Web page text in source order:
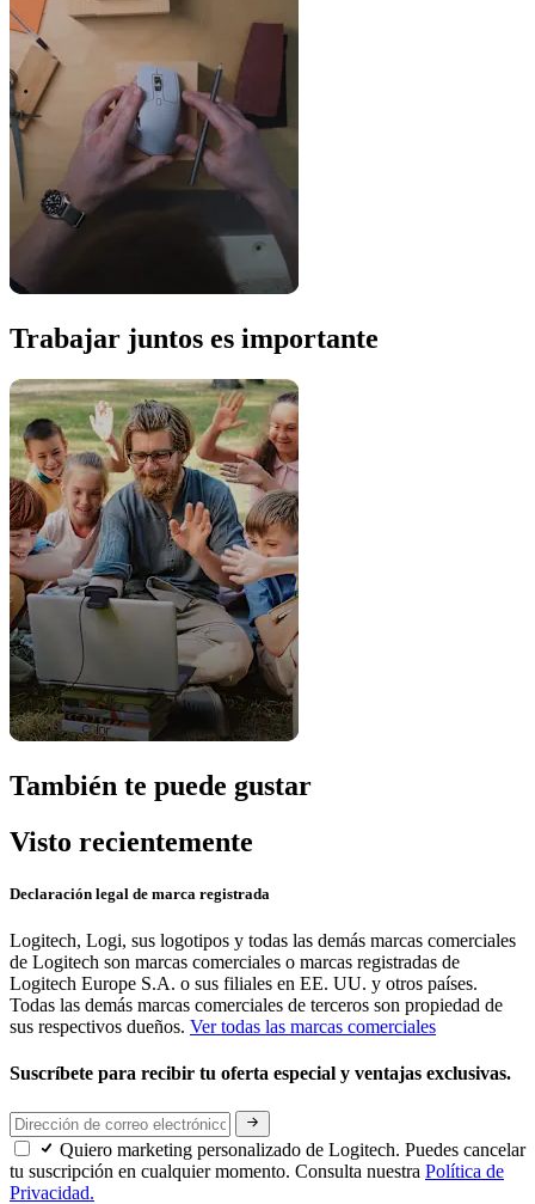
Trabajar juntos es importante
También te puede gustar
Visto recientemente
Declaración legal de marca registrada
Logitech, Logi, sus logotipos y todas las demás marcas comerciales
de Logitech son marcas comerciales o marcas registradas de
Logitech Europe S.A. o sus filiales en EE. UU. y otros países.
Todas las demás marcas comerciales de terceros son propiedad de
sus respectivos dueños. Ver todas las marcas comerciales
Suscríbete para recibir tu oferta especial y ventajas exclusivas.
Quiero marketing personalizado de Logitech. Puedes cancelar
tu suscripción en cualquier momento. Consulta nuestra Política de
Privacidad.